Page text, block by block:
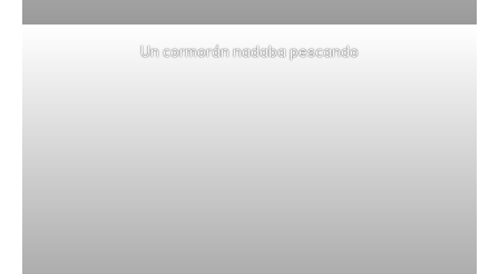
Un cormorán nadaba pescando